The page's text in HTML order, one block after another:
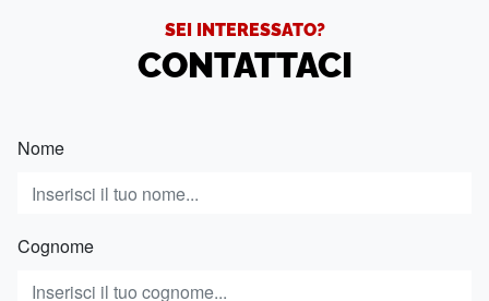
SEI INTERESSATO?
CONTATTACI
Nome
Cognome